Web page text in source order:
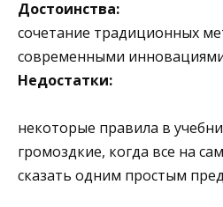
Достоинства:
сочетание традиционных
современными
Недостатки:
некоторые правила в
громоздкие, когда все на
сказать одним простым